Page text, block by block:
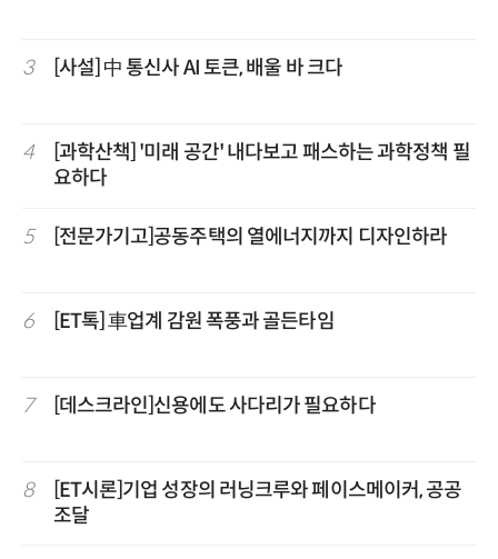
3 [사설] 中 통신사 AI 토큰, 배울 바 크다
4
[과학산책] '미래 공간' 내다보고 패스하는 과학정책 필
요하다
5 [전문가기고]공동주택의 열에너지까지 디자인하라
6 [ET톡] 車업계 감원 폭풍과 골든타임
7 [데스크라인]신용에도 사다리가 필요하다
8
[ET시론]기업 성장의 러닝크루와 페이스메이커, 공공
조달